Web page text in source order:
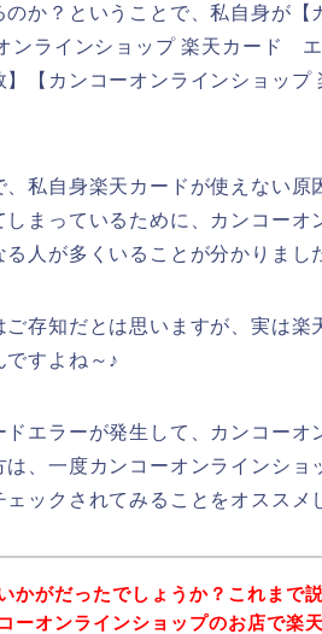
のか？ということで、私自身が
ンラインショップ 楽天カード
【カンコーオンラインショッ
、私自身楽天カードが使えない
しまっているために、カンコー
人が多くいることが分かりまし
ご存知だとは思いますが、実は
ですよね～♪
ドエラーが発生して、カンコー
は、一度カンコーオンラインシ
ェックされてみることをオススメ
かがだったでしょうか？これまで
コーオンラインショップのお店で楽